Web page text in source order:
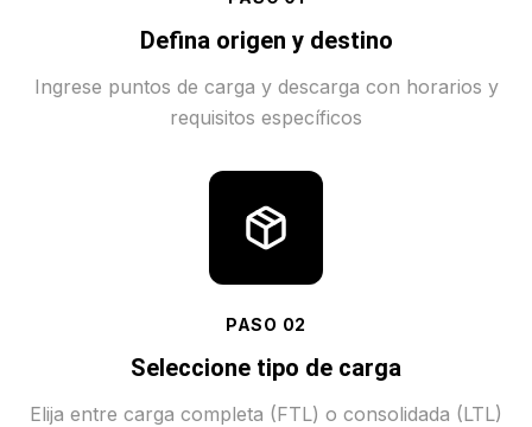
Defina origen y destino
Ingrese puntos de carga y descarga con horarios y
requisitos específicos
PASO 02
Seleccione tipo de carga
Elija entre carga completa (FTL) o consolidada (LTL)